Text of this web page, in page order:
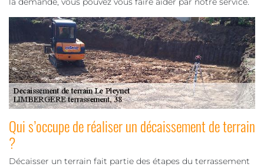
Qui s’occupe de réaliser un décaissement de terrain
?
Décaisser un terrain fait partie des étapes du terrassement